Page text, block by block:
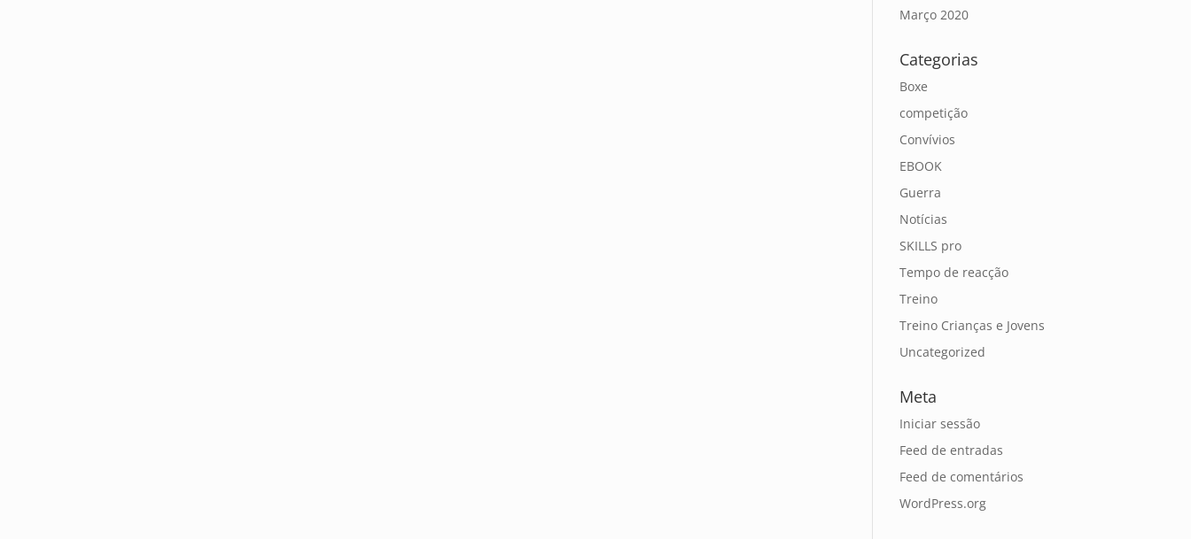
Março 2020
Categorias
Boxe
competição
Convívios
EBOOK
Guerra
Notícias
SKILLS pro
Tempo de reacção
Treino
Treino Crianças e Jovens
Uncategorized
Meta
Iniciar sessão
Feed de entradas
Feed de comentários
WordPress.org